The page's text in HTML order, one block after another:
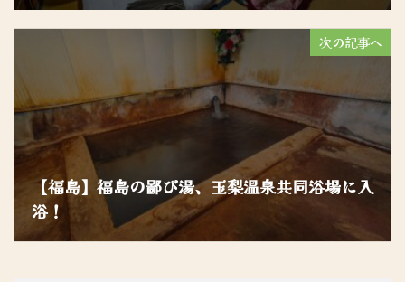
次の記事へ
【福島】福島の鄙び湯、玉梨温泉共同浴場に入
浴！